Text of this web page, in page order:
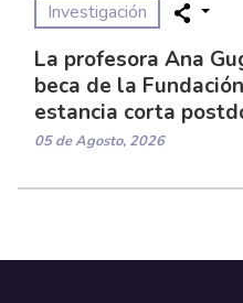
Investigación
La profesora Ana
beca de la
estancia corta
05 de Agosto, 2026